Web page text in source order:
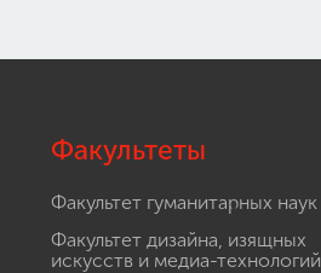
Факультеты
Факультет гуманитарных наук
Факультет дизайна, изящных
искусств и медиа-технологий